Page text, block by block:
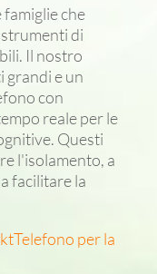
che
di
Il nostro
grandi e un
con
reale per le
Questi
l'isolamento, a
facilitare la
per la